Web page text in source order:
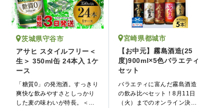
茨城県守谷市
アサヒ スタイルフリー＜
生＞ 350ml缶 24本入 1ケ
ース
「糖質0」の発泡酒。すっきり
爽快な飲みやすさとしっかり
した麦の味わいが特長。＜生
宮崎県都城市
【お中元】霧島酒造(25
度)900ml×5色バラエティ
セット
バラエティに富んだ霧島酒造
の飲み比べセット！8月11日
（火）までのオンライン決済